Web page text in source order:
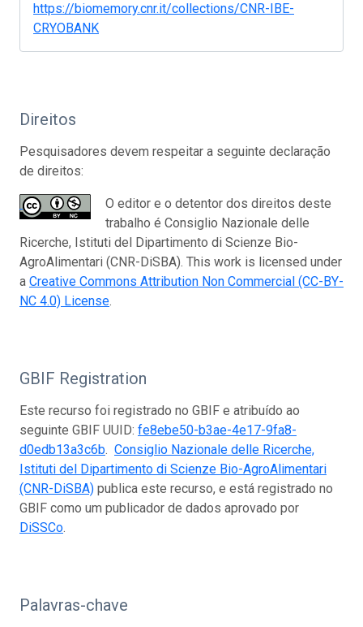
https://biomemory.cnr.it/collections/CNR-IBE-
CRYOBANK
Direitos
Pesquisadores devem respeitar a seguinte declaração
de direitos:
O editor e o detentor dos direitos deste
trabalho é Consiglio Nazionale delle
Ricerche, Istituti del Dipartimento di Scienze Bio-
AgroAlimentari (CNR-DiSBA). This work is licensed under
a Creative Commons Attribution Non Commercial (CC-BY-
NC 4.0) License.
GBIF Registration
Este recurso foi registrado no GBIF e atribuído ao
seguinte GBIF UUID: fe8ebe50-b3ae-4e17-9fa8-
d0edb13a3c6b. Consiglio Nazionale delle Ricerche,
Istituti del Dipartimento di Scienze Bio-AgroAlimentari
(CNR-DiSBA) publica este recurso, e está registrado no
GBIF como um publicador de dados aprovado por
DiSSCo.
Palavras-chave